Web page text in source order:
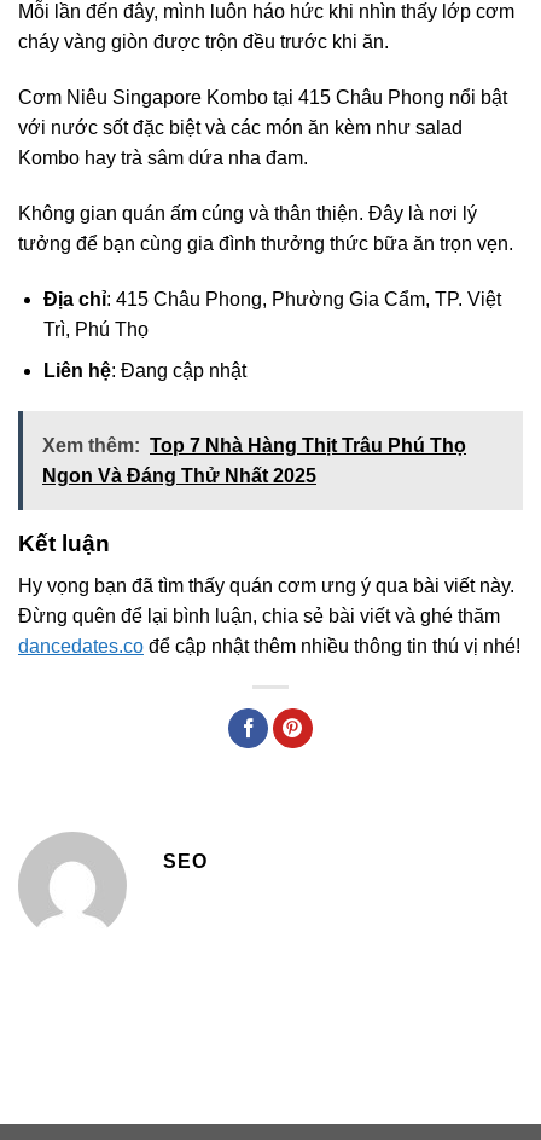
Mỗi lần đến đây, mình luôn háo hức khi nhìn thấy lớp cơm
cháy vàng giòn được trộn đều trước khi ăn.
Cơm Niêu Singapore Kombo tại 415 Châu Phong nổi bật
với nước sốt đặc biệt và các món ăn kèm như salad
Kombo hay trà sâm dứa nha đam.
Không gian quán ấm cúng và thân thiện. Đây là nơi lý
tưởng để bạn cùng gia đình thưởng thức bữa ăn trọn vẹn.
Địa chỉ: 415 Châu Phong, Phường Gia Cẩm, TP. Việt
Trì, Phú Thọ
Liên hệ: Đang cập nhật
Xem thêm: Top 7 Nhà Hàng Thịt Trâu Phú Thọ
Ngon Và Đáng Thử Nhất 2025
Kết luận
Hy vọng bạn đã tìm thấy quán cơm ưng ý qua bài viết này.
Đừng quên để lại bình luận, chia sẻ bài viết và ghé thăm
dancedates.co để cập nhật thêm nhiều thông tin thú vị nhé!
SEO